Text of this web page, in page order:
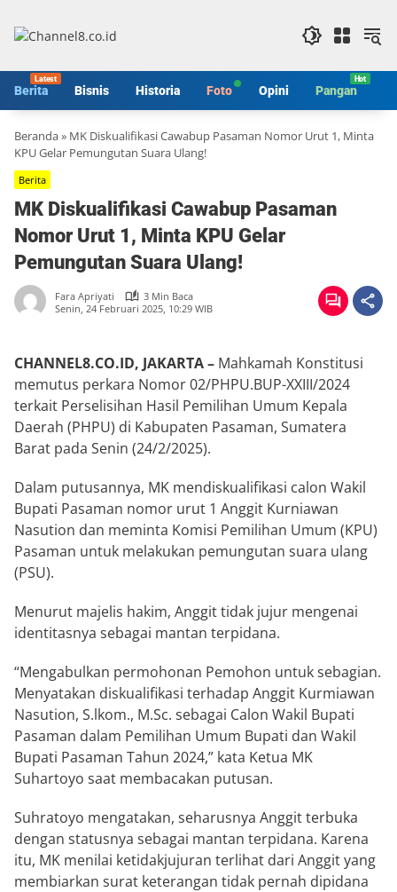
konten
Berita Bisnis Historia Foto Opini Pangan
Beranda» MK Diskualifikasi Cawabup Pasaman Nomor Urut 1, Minta
KPU Gelar Pemungutan Suara Ulang!
Berita
MK Diskualifikasi Cawabup Pasaman
Nomor Urut 1, Minta KPU Gelar
Pemungutan Suara Ulang!
Fara Apriyati
3 Min Baca
Senin, 24 Februari 2025, 10:29 WIB
CHANNEL8.CO.ID, JAKARTA – Mahkamah Konstitusi
memutus perkara Nomor 02/PHPU.BUP-XXIII/2024
terkait Perselisihan Hasil Pemilihan Umum Kepala
Daerah (PHPU) di Kabupaten Pasaman, Sumatera
Barat pada Senin (24/2/2025).
Dalam putusannya, MK mendiskualifikasi calon Wakil
Bupati Pasaman nomor urut 1 Anggit Kurniawan
Nasution dan meminta Komisi Pemilihan Umum (KPU)
Pasaman untuk melakukan pemungutan suara ulang
(PSU).
Menurut majelis hakim, Anggit tidak jujur mengenai
identitasnya sebagai mantan terpidana.
“Mengabulkan permohonan Pemohon untuk sebagian.
Menyatakan diskualifikasi terhadap Anggit Kurmiawan
Nasution, S.lkom., M.Sc. sebagai Calon Wakil Bupati
Pasaman dalam Pemilihan Umum Bupati dan Wakil
Bupati Pasaman Tahun 2024,” kata Ketua MK
Suhartoyo saat membacakan putusan.
Suhratoyo mengatakan, seharusnya Anggit terbuka
dengan statusnya sebagai mantan terpidana. Karena
itu, MK menilai ketidakjujuran terlihat dari Anggit yang
membiarkan surat keterangan tidak pernah dipidana